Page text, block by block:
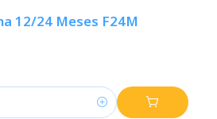
12/24 Meses F24M